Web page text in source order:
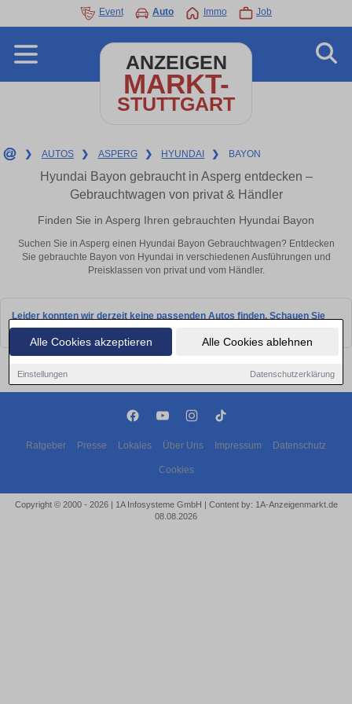
Alle Cookies akzeptieren Alle Cookies ablehnen
Einstellungen Datenschutzerklärung
Event Auto Immo Job
ANZEIGEN
MARKT-
STUTTGART
❯ AUTOS ❯ ASPERG ❯ HYUNDAI ❯ BAYON
Hyundai Bayon gebraucht in Asperg entdecken –
Gebrauchtwagen von privat & Händler
Finden Sie in Asperg Ihren gebrauchten Hyundai Bayon
Suchen Sie in Asperg einen Hyundai Bayon Gebrauchtwagen? Entdecken
Sie gebrauchte Bayon von Hyundai in verschiedenen Ausführungen und
Preisklassen von privat und vom Händler.
Leider konnten wir derzeit keine passenden Autos finden. Schauen Sie
bald wieder vorbei!
Ratgeber Presse Lokales Über Uns Impressum Datenschutz
Cookies
Copyright © 2000 - 2026 | 1A Infosysteme GmbH | Content by: 1A-Anzeigenmarkt.de
08.08.2026